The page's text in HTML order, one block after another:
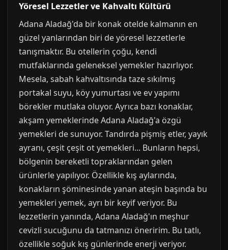
Yöresel Lezzetler ve Kahvaltı Kültürü
Adana Aladağ'da bir konak otelde kalmanın en
güzel yanlarından biri de yöresel lezzetlerle
tanışmaktır. Bu otellerin çoğu, kendi
mutfaklarında geleneksel yemekler hazırlıyor.
Mesela, sabah kahvaltısında taze sıkılmış
portakal suyu, köy yumurtası ve ev yapımı
börekler mutlaka oluyor. Ayrıca bazı konaklar,
akşam yemeklerinde Adana Aladağ'a özgü
yemekleri de sunuyor. Tandırda pişmiş etler, yayık
ayranı, çeşit çeşit ot yemekleri... Bunların hepsi,
bölgenin bereketli topraklarından gelen
ürünlerle yapılıyor. Özellikle kış aylarında,
konakların şöminesinde yanan ateşin başında bu
yemekleri yemek, ayrı bir keyif veriyor. Bu
lezzetlerin yanında, Adana Aladağ'ın meşhur
cevizli sucuğunu da tatmanızı öneririm. Bu tatlı,
özellikle soğuk kış günlerinde enerji veriyor.